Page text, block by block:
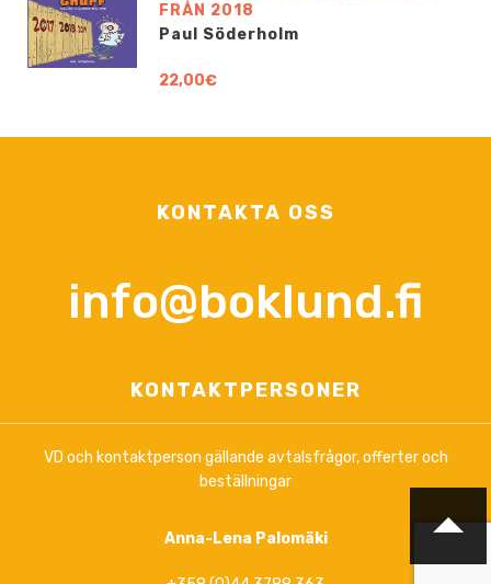
FRÅN 2018
Paul Söderholm
22,00€
KONTAKTA OSS
info@boklund.fi
KONTAKTPERSONER
VD och kontaktperson gällande avtalsfrågor, offerter och
beställningar
Anna-Lena Palomäki